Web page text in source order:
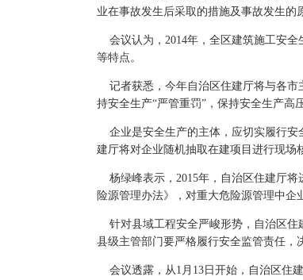
业在事故发生后采取的措施及事故发生的
会议认为，2014年，全区建筑施工安全
等特点。
记者获悉，今年自治区住建厅将与各市
持安全生产“严管重罚”，保持安全生产高
企业是安全生产的主体，应切实履行安
建厅将对企业随机抽取在建项目进行现场
杨绿峰表示，2015年，自治区住建厅将
险源管理办法》，对重大危险源管理中企
针对县域工程安全严峻形势，自治区住
县级主管部门要严格履行安全监管责任，
会议透露，从1月13日开始，自治区住